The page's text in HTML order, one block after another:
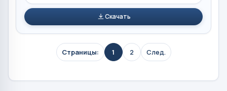
Скачать
Страницы: 1 2 След.